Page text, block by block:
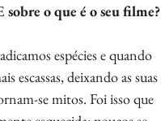
o que é o seu filme?
espécies e quando
escassas, deixando as suas
se mitos. Foi isso que